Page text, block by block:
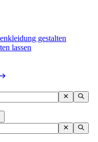
gestalten
lassen